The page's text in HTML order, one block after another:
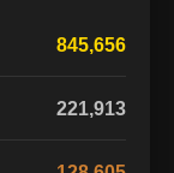
845,656
221,913